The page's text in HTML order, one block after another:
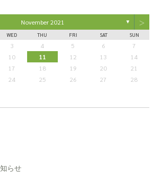
November 2021 ▼ >
WED THU FRI SAT SUN
3 4 5 6
7
10 11 12 13
14
17 18 19 20
21
24 25 26 27
28
らせ